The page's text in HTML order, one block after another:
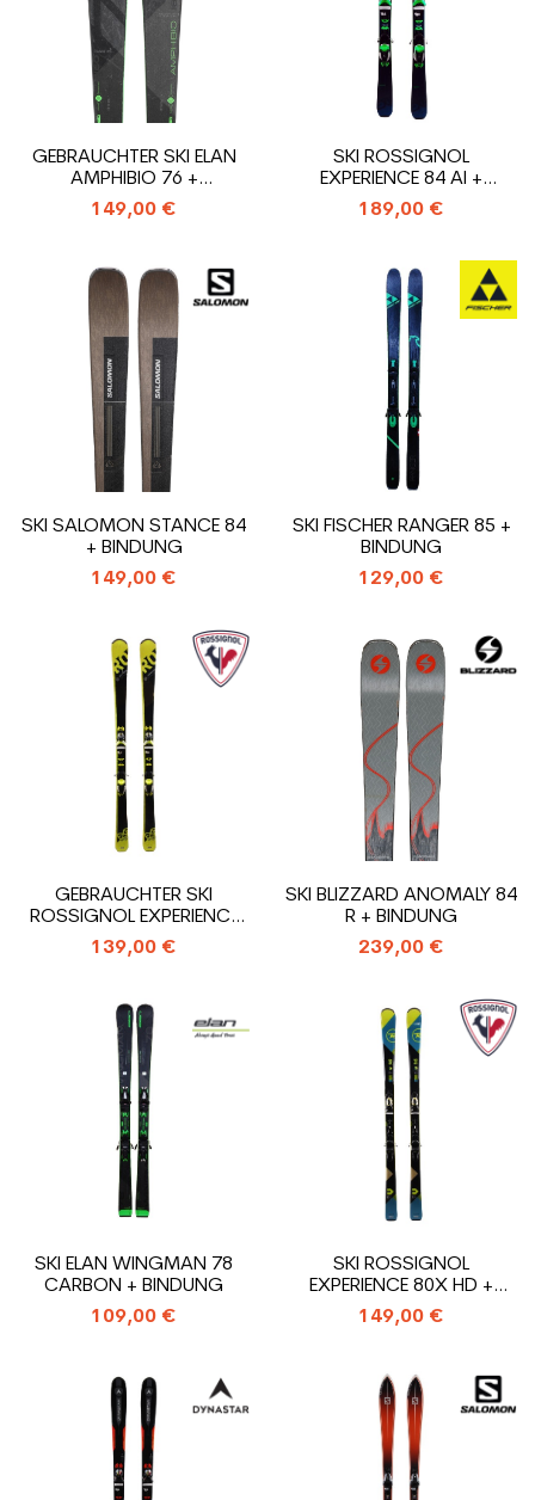
GEBRAUCHTER SKI ELAN
AMPHIBIO 76 +
BINDUNGEN
149,00 €
SKI ROSSIGNOL
EXPERIENCE 84 AI +
BINDUNG
189,00 €
SKI SALOMON STANCE 84
+ BINDUNG
149,00 €
SKI FISCHER RANGER 85 +
BINDUNG
129,00 €
GEBRAUCHTER SKI
ROSSIGNOL EXPERIENCE
84 HD + BINDUNGEN
139,00 €
SKI BLIZZARD ANOMALY 84
R + BINDUNG
239,00 €
SKI ELAN WINGMAN 78
CARBON + BINDUNG
109,00 €
SKI ROSSIGNOL
EXPERIENCE 80X HD +
BINDUNG
149,00 €